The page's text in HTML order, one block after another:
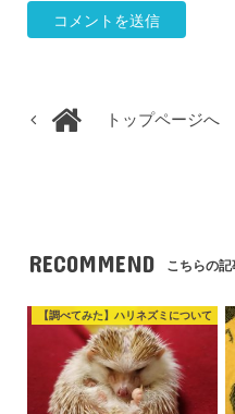
トップページへ
RECOMMEND こちらの記
【調べてみた】ハリネズミについて